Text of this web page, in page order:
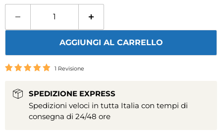
AGGIUNGI AL CARRELLO
1 Revisione
SPEDIZIONE EXPRESS
Spedizioni veloci in tutta Italia con tempi di
consegna di 24/48 ore